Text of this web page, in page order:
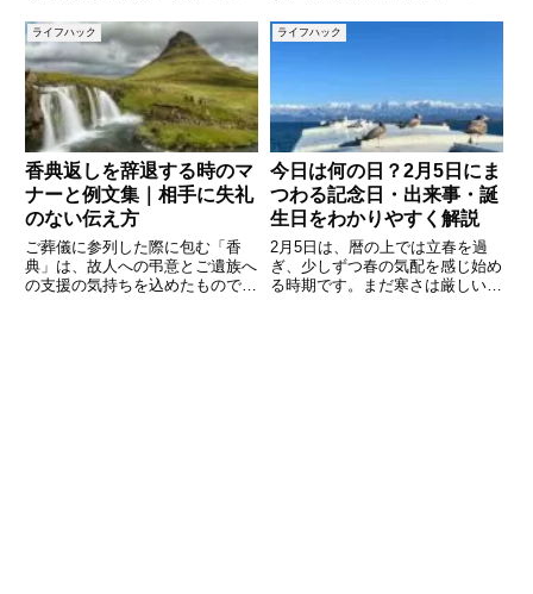
日として知られており、自然や祖
先に感謝する意味が込められてい
ます。学校や会社が休みになる祝
日として認識している人も多い
ら、国際的な記念日、歴史的な出
来事まで幅広く存在しています。
ライフハック
香典返しを辞退する時のマ
ナーと例文集｜相手に失礼
のない伝え方
ご葬儀に参列した際に包む「香
典」は、故人への弔意とご遺族へ
の支援の気持ちを込めたもので
ライフハック
今日は何の日？2月5日にま
つわる記念日・出来事・誕
生日をわかりやすく解説
2月5日は、暦の上では立春を過
ぎ、少しずつ春の気配を感じ始め
る時期です。まだ寒さは厳しいも